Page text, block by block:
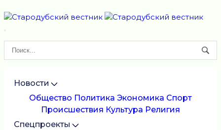
Новости
Общество Политика Экономика Спорт
Происшествия Культура Религия
Спецпроекты